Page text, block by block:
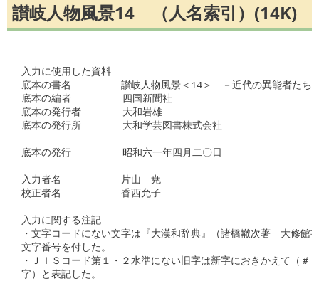
讃岐人物風景14 （人名索引）(14K)
入力に使用した資料
底本の書名　　　　　讃岐人物風景＜14＞　－近代の異能者たち
底本の編者　　　  　四国新聞社
底本の発行者　　　  大和岩雄
底本の発行所　　　  大和学芸図書株式会社
底本の発行　　　　  昭和六一年四月二〇日
入力者名　　　　　　片山　尭
校正者名　　　　　　香西允子
入力に関する注記
・文字コードにない文字は『大漢和辞典』（諸橋轍次著　大修館
文字番号を付した。
・ＪＩＳコード第１・２水準にない旧字は新字におきかえて（＃
字）と表記した。